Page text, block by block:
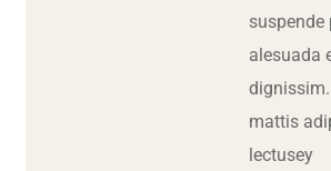
suspende
alesuada
mattis
lectusey